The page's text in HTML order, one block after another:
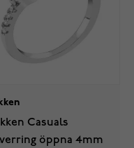
Casuals
öppna 4mm